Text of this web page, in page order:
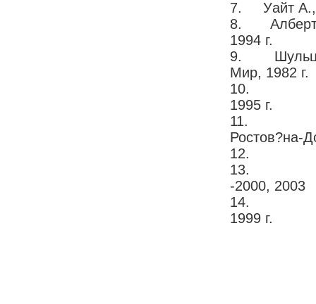
7. Уайт А.,
8. Албертс
1994 г.
9. Шульц Г.
Мир, 1982 г.
10.
1995 г.
11.
Ростов?на-
12.
13.
-2000, 2003
14.
1999 г.